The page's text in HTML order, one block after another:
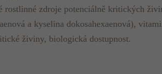
rostlinné zdroje potenciálně kritických
a kyselina dokosahexaenová),
živiny, biologická dostupnost.